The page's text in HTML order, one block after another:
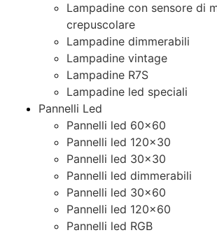
Lampadine con sensore di
crepuscolare
Lampadine dimmerabili
Lampadine vintage
Lampadine R7S
Lampadine led speciali
Pannelli Led
Pannelli led 60×60
Pannelli led 120×30
Pannelli led 30×30
Pannelli led dimmerabili
Pannelli led 30×60
Pannelli led 120×60
Pannelli led RGB